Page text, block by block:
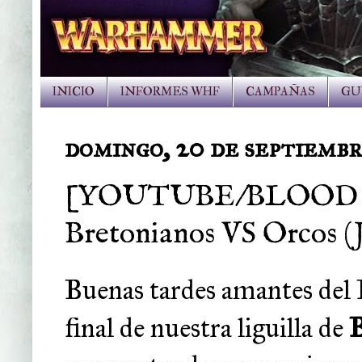
INICIO INFORMES WHF CAMPAÑAS
domingo, 20 de
[YOUTUBE/BLOOD
Bretonianos VS Orcos
Buenas tardes amantes
final de nuestra liguilla de